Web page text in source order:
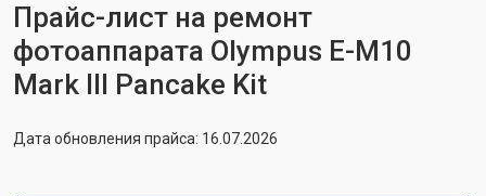
Прайс-лист на ремонт
фотоаппарата Olympus E-M10
Mark III Pancake Kit
Дата обновления прайса: 16.07.2026